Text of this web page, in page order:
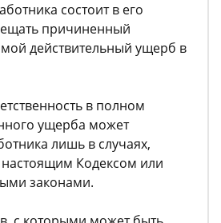
состоит в его
причиненный
действительный ущерб в
в полном
ущерба может
лишь в случаях,
Кодексом или
законами.